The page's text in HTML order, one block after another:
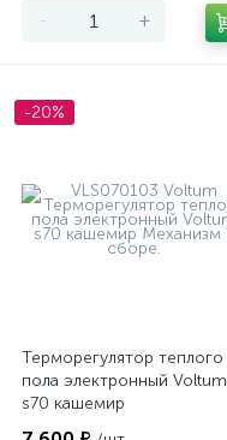
- +
-20%
Терморегулятор теплого
пола электронный Voltum
s70 кашемир